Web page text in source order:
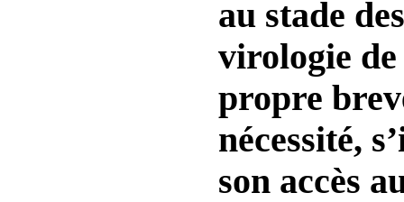
au stade
virologie
propre
nécessité,
son accès